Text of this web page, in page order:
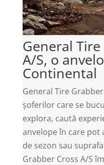
General
A/S, o
Continental
General Tire
șoferilor care se
explora, caută
anvelope în care pot
de sezon sau
Grabber Cross A/S